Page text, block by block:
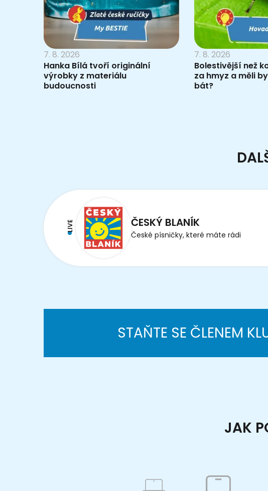
7. 8. 2026
Hanka Bílá tvoří originální
výrobky z materiálu
budoucnosti
7. 8. 2026
Bolestivější než
za hmyz a měli
bát?
LIVE ČESKÝ BLANÍK
České písničky, které máte rádi
STAŇTE SE ČLENEM
JAK